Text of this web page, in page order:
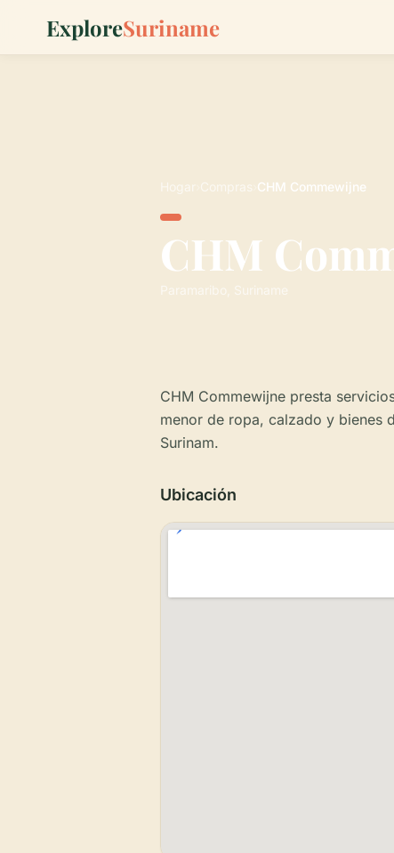
ExploreSuriname
Hogar Compras CHM Commewijne
CHM
Paramaribo, Suriname
CHM Commewijne presta
menor de ropa, calzado y bienes
Surinam.
Ubicación